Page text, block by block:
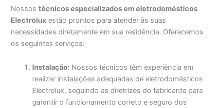
Nossostécnicos especializados em eletrodomésticos
Electrolux estão prontos para atender às suas
necessidades diretamente em sua residência. Oferecemos
os seguintes serviços:
Instalação: Nossos técnicos têm experiência em
realizar instalações adequadas de eletrodomésticos
Electrolux, seguindo as diretrizes do fabricante para
garantir o funcionamento correto e seguro dos